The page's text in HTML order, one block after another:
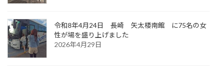
令和8年4月24日 長崎 矢太楼南館 に75名の女
性が場を盛り上げました
2026年4月29日